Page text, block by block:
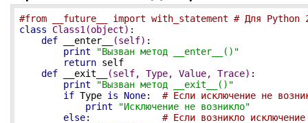
#from __future__ import with_statement # Для Python
class
Class1 (object) :
def
__enter__ (self) :
print
"Вызван метод __enter__()"
return self
def
__exit__ (self, Type, Value, Trace) :
print
"Вызван метод __exit__()"
if Type is None: # Если исключение не
print
"Исключение не возникло"
else: # Если возникло исключение